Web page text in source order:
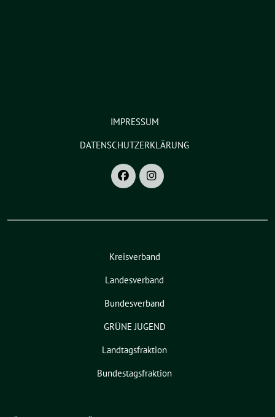
IMPRESSUM
DATENSCHUTZERKLÄRUNG
Kreisverband
Landesverband
Bundesverband
GRÜNE JUGEND
Landtagsfraktion
Bundestagsfraktion